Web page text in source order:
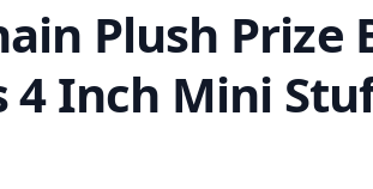
Plush Prize
4 Inch Mini